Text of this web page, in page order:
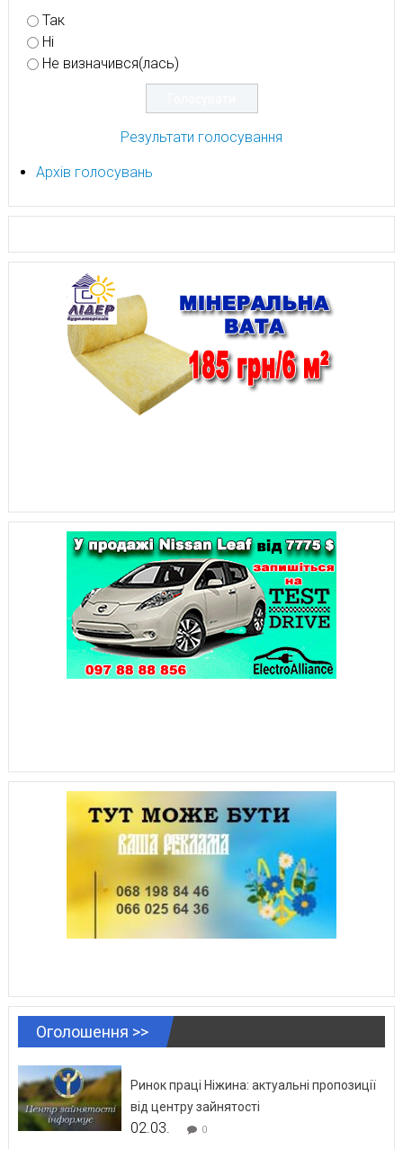
Так
Ні
Не визначився(лась)
Результати голосування
Архів голосувань
Оголошення >>
Ринок праці Ніжина: актуальні пропозиції
від центру зайнятості
02.03. 0